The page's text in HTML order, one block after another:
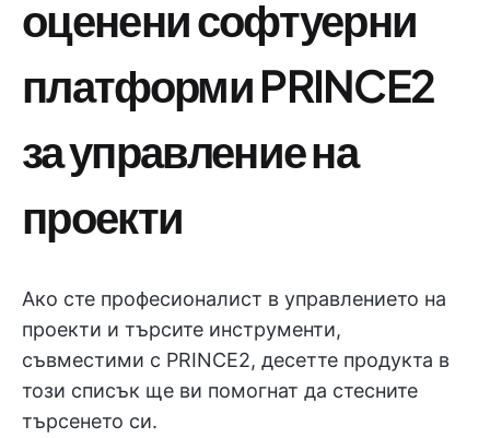
оценени софтуерни
платформи PRINCE2
за управление на
проекти
Ако сте професионалист в управлението на
проекти и търсите инструменти,
съвместими с PRINCE2, десетте продукта в
този списък ще ви помогнат да стесните
търсенето си.